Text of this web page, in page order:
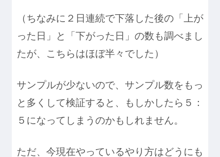
（ちなみに２日連続で下落した後の「上が
った日」と「下がった日」の数も調べまし
たが、こちらはほぼ半々でした）
サンプルが少ないので、サンプル数をもっ
と多くして検証すると、もしかしたら５：
５になってしまうのかもしれません。
ただ、今現在やっているやり方はどうにも